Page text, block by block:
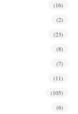
(16)
(2)
(23)
(8)
(7)
(11)
(105)
(6)